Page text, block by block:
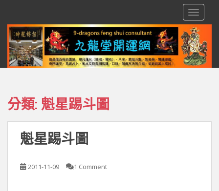
分類: 魁星踢斗圖
魁星踢斗圖
2011-11-09 1 Comment